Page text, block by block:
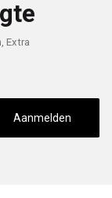
Extra
Aanmelden